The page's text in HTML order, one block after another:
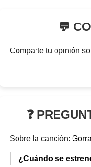
💬
Comparte tu opinión
❓
Sobre la canción:
¿Cuándo se